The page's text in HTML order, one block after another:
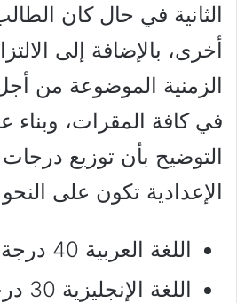
الثانية في حال كان
أخرى، بالإضافة إلى
الزمنية الموضوعة من
في كافة المقرات، وبناء
التوضيح بأن توزيع
الإعدادية تكون على النحو
اللغة العربية 40 درجة.
اللغة الإنجليزية 30 درجة.